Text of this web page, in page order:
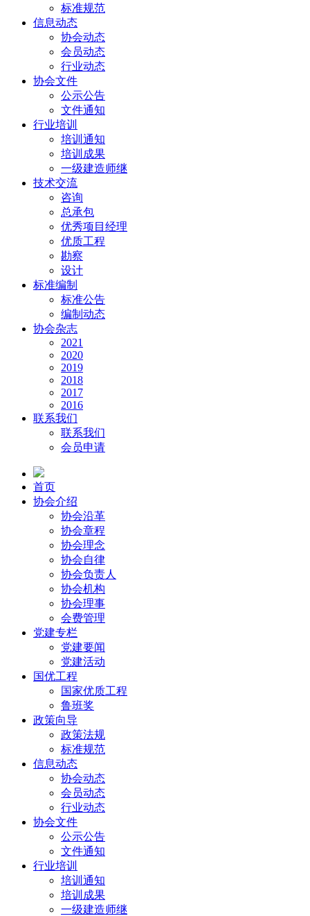
标准规范
信息动态
协会动态
会员动态
行业动态
协会文件
公示公告
文件通知
行业培训
培训通知
培训成果
一级建造师继
技术交流
咨询
总承包
优秀项目经理
优质工程
勘察
设计
标准编制
标准公告
编制动态
协会杂志
2021
2020
2019
2018
2017
2016
联系我们
联系我们
会员申请
首页
协会介绍
协会沿革
协会章程
协会理念
协会自律
协会负责人
协会机构
协会理事
会费管理
党建专栏
党建要闻
党建活动
国优工程
国家优质工程
鲁班奖
政策向导
政策法规
标准规范
信息动态
协会动态
会员动态
行业动态
协会文件
公示公告
文件通知
行业培训
培训通知
培训成果
一级建造师继